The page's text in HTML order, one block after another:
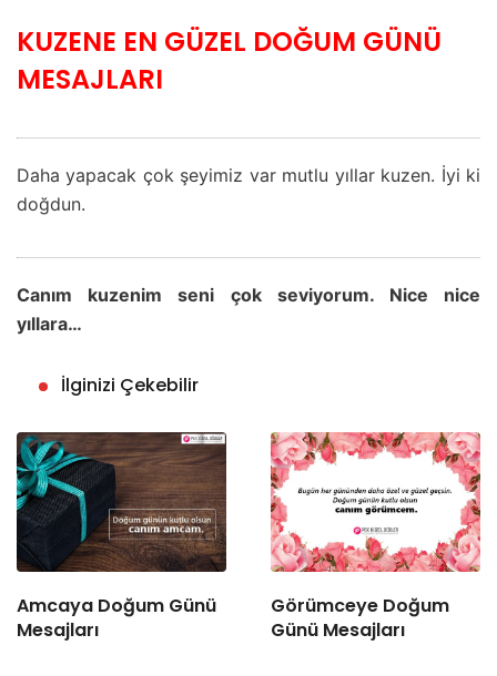
KUZENE EN GÜZEL DOĞUM GÜNÜ
MESAJLARI
Daha yapacak çok şeyimiz var mutlu yıllar kuzen. İyi ki
doğdun.
Canım kuzenim seni çok seviyorum. Nice nice
yıllara…
İlginizi Çekebilir
Amcaya Doğum Günü
Mesajları
Görümceye Doğum
Günü Mesajları